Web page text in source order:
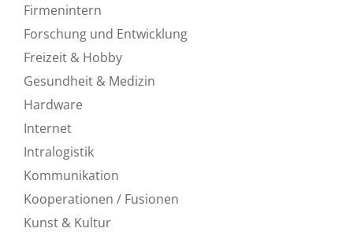
Firmenintern
Forschung und Entwicklung
Freizeit & Hobby
Gesundheit & Medizin
Hardware
Internet
Intralogistik
Kommunikation
Kooperationen / Fusionen
Kunst & Kultur